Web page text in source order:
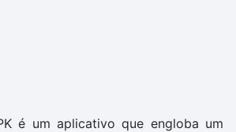
é um aplicativo que engloba um